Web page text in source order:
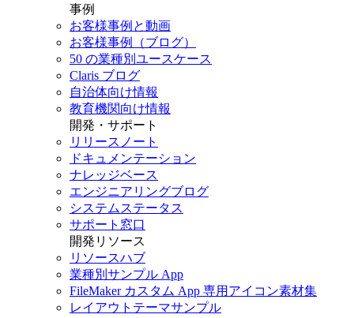
事例
お客様事例と動画
お客様事例（ブログ）
50 の業種別ユースケース
Claris ブログ
自治体向け情報
教育機関向け情報
開発・サポート
リリースノート
ドキュメンテーション
ナレッジベース
エンジニアリングブログ
システムステータス
サポート窓口
開発リソース
リソースハブ
業種別サンプル App
FileMaker カスタム App 専用アイコン素材集
レイアウトテーマサンプル